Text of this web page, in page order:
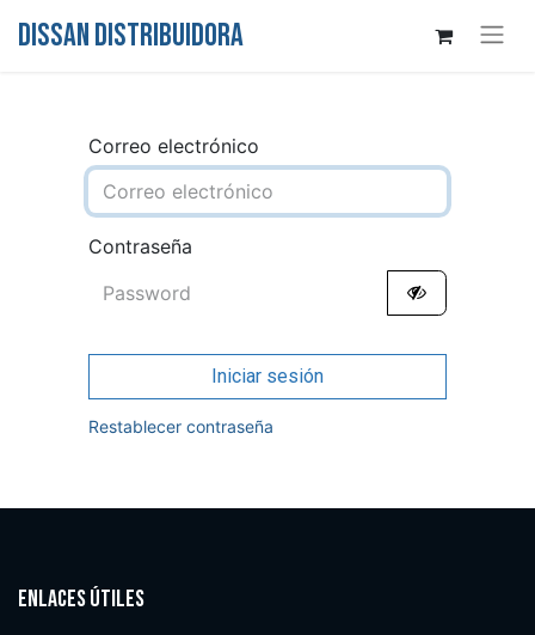
DISSAN DISTRIBUIDORA
Correo electrónico
Contraseña
Iniciar sesión
Restablecer contraseña
Enlaces útiles